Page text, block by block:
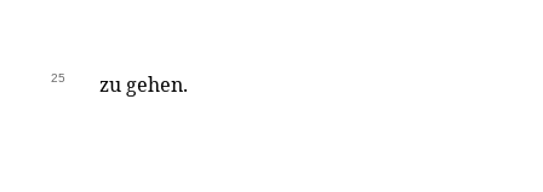
25 zu gehen.